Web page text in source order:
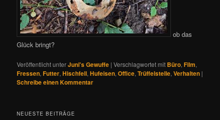
ob das
Glück bringt?
Veröffentlicht unterJuni's Gewuffe |Verschlagwortet mit Büro,Film,
Fressen,Futter,Hischfell,Hufeisen,Office,Trüffelstelle,Verhalten |
Schreibe einen Kommentar
NEUESTE BEITRÄGE